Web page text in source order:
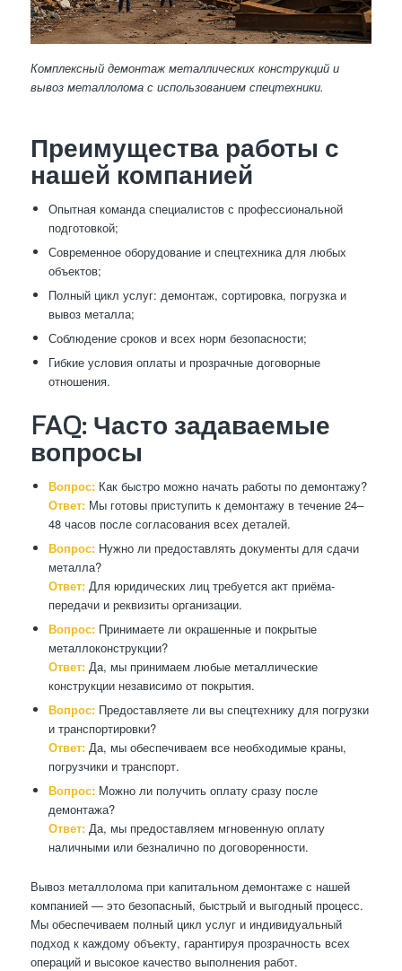
Комплексный демонтаж металлических конструкций и
вывоз металлолома с использованием спецтехники.
Преимущества работы с
нашей компанией
Опытная команда специалистов с профессиональной
подготовкой;
Современное оборудование и спецтехника для любых
объектов;
Полный цикл услуг: демонтаж, сортировка, погрузка и
вывоз металла;
Соблюдение сроков и всех норм безопасности;
Гибкие условия оплаты и прозрачные договорные
отношения.
FAQ: Часто задаваемые
вопросы
Вопрос:Как быстро можно начать работы по демонтажу?
Ответ:Мы готовы приступить к демонтажу в течение 24–
48 часов после согласования всех деталей.
Вопрос:Нужно ли предоставлять документы для сдачи
металла?
Ответ:Для юридических лиц требуется акт приёма-
передачи и реквизиты организации.
Вопрос:Принимаете ли окрашенные и покрытые
металлоконструкции?
Ответ:Да, мы принимаем любые металлические
конструкции независимо от покрытия.
Вопрос:Предоставляете ли вы спецтехнику для погрузки
и транспортировки?
Ответ:Да, мы обеспечиваем все необходимые краны,
погрузчики и транспорт.
Вопрос:Можно ли получить оплату сразу после
демонтажа?
Ответ:Да, мы предоставляем мгновенную оплату
наличными или безналично по договоренности.
Вывоз металлолома при капитальном демонтаже с нашей
компанией — это безопасный, быстрый и выгодный процесс.
Мы обеспечиваем полный цикл услуг и индивидуальный
подход к каждому объекту, гарантируя прозрачность всех
операций и высокое качество выполнения работ.